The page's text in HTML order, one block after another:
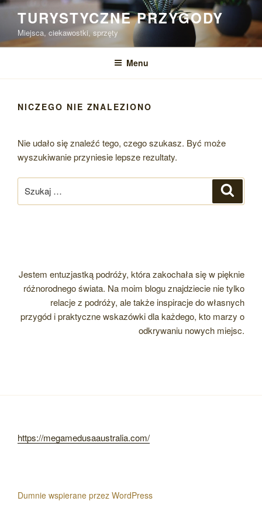
Przejdź
treści
TURYSTYCZNE PRZYGODY
Miejsca, ciekawostki, sprzęty
Menu
NICZEGO NIE ZNALEZIONO
Nie udało się znaleźć tego, czego szukasz. Być może
wyszukiwanie przyniesie lepsze rezultaty.
Jestem entuzjastką podróży, która zakochała się w pięknie
różnorodnego świata. Na moim blogu znajdziecie nie tylko
relacje z podróży, ale także inspiracje do własnych
przygód i praktyczne wskazówki dla każdego, kto marzy o
odkrywaniu nowych miejsc.
https://megamedusaaustralia.com/
Dumnie wspierane przez WordPress